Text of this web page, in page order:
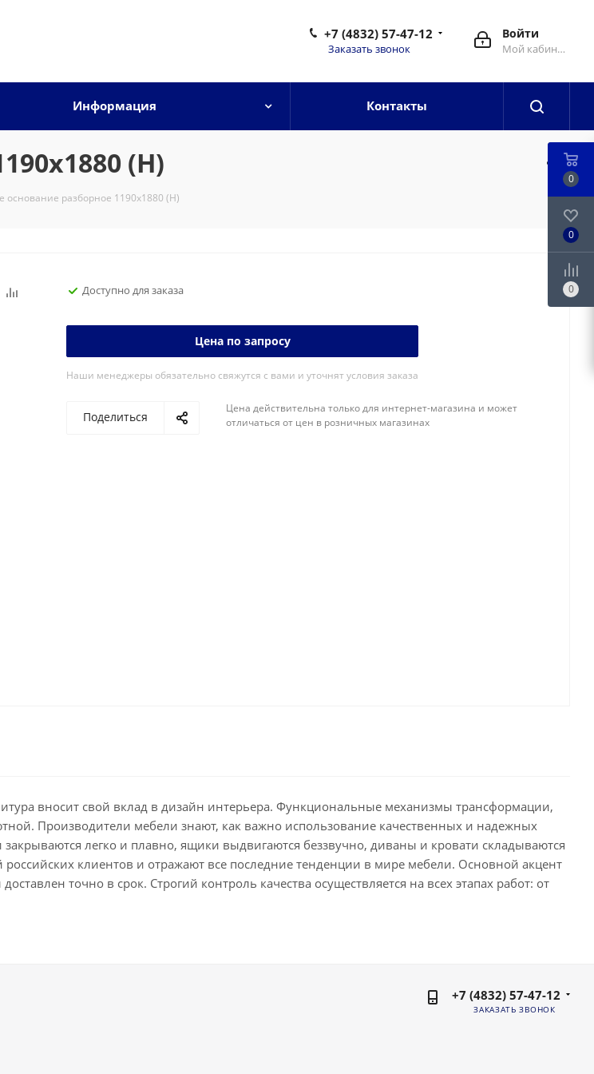
Войти
Мой кабинет
+7 (4832) 57-47-12
Заказать звонок
Информация Контакты
(Н)
основание разборное 1190х1880 (Н)
Доступно для заказа
Цена по запросу
Наши менеджеры обязательно свяжутся с вами и уточнят условия заказа
Поделиться
Цена действительна только для интернет-магазина и может
отличаться от цен в розничных магазинах
вносит свой вклад в дизайн интерьера. Функциональные механизмы трансформации,
Производители мебели знают, как важно использование качественных и надежных
легко и плавно, ящики выдвигаются беззвучно, диваны и кровати складываются
клиентов и отражают все последние тенденции в мире мебели. Основной акцент
точно в срок. Строгий контроль качества осуществляется на всех этапах работ: от
+7 (4832) 57-47-12
ЗАКАЗАТЬ ЗВОНОК
0
0
0